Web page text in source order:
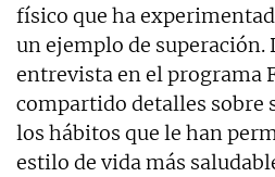
físico que ha
un ejemplo de superación.
entrevista en el programa
compartido detalles sobre
los hábitos que le han
estilo de vida más